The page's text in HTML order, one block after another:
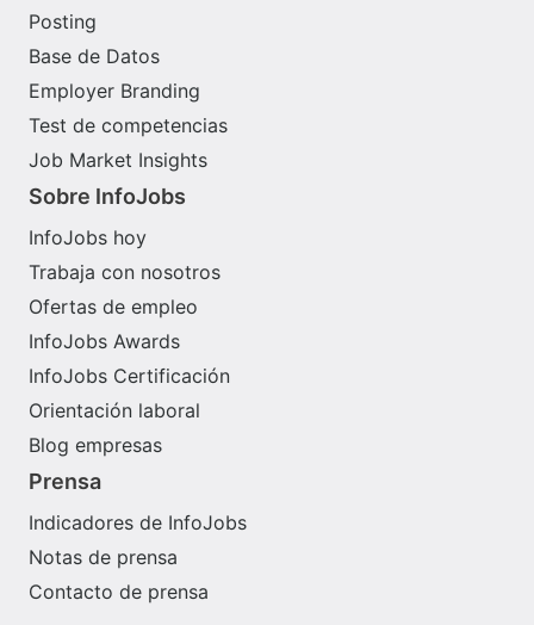
Posting
Base de Datos
Employer Branding
Test de competencias
Job Market Insights
Sobre InfoJobs
InfoJobs hoy
Trabaja con nosotros
Ofertas de empleo
InfoJobs Awards
InfoJobs Certificación
Orientación laboral
Blog empresas
Prensa
Indicadores de InfoJobs
Notas de prensa
Contacto de prensa